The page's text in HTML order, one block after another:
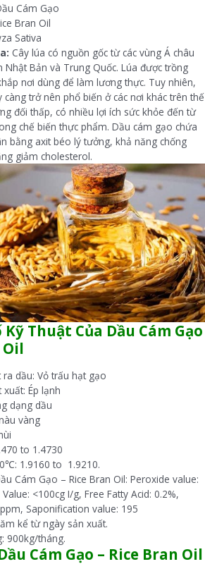
Cám Gạo
Bran Oil
Sativa
Cây lúa có nguồn gốc từ các vùng Á châu
Bản và Trung Quốc. Lúa được trồng
nơi dùng để làm lương thực. Tuy nhiên,
trở nên phổ biến ở các nơi khác trên thế
đối thấp, có nhiều lợi ích sức khỏe đến từ
chế biến thực phẩm. Dầu cám gạo chứa
bằng axit béo lý tưởng, khả năng chống
giảm cholesterol.
Kỹ Thuật Của Dầu Cám Gạo
Oil
dầu: Vỏ trấu hạt gạo
Ép lạnh
dạng dầu
vàng
to 1.4730
1.9160 to 1.9210.
Cám Gạo – Rice Bran Oil: Peroxide value:
<100cg I/g, Free Fatty Acid: 0.2%,
Saponification value: 195
kể từ ngày sản xuất.
900kg/tháng.
Cám Gạo – Rice Bran Oil